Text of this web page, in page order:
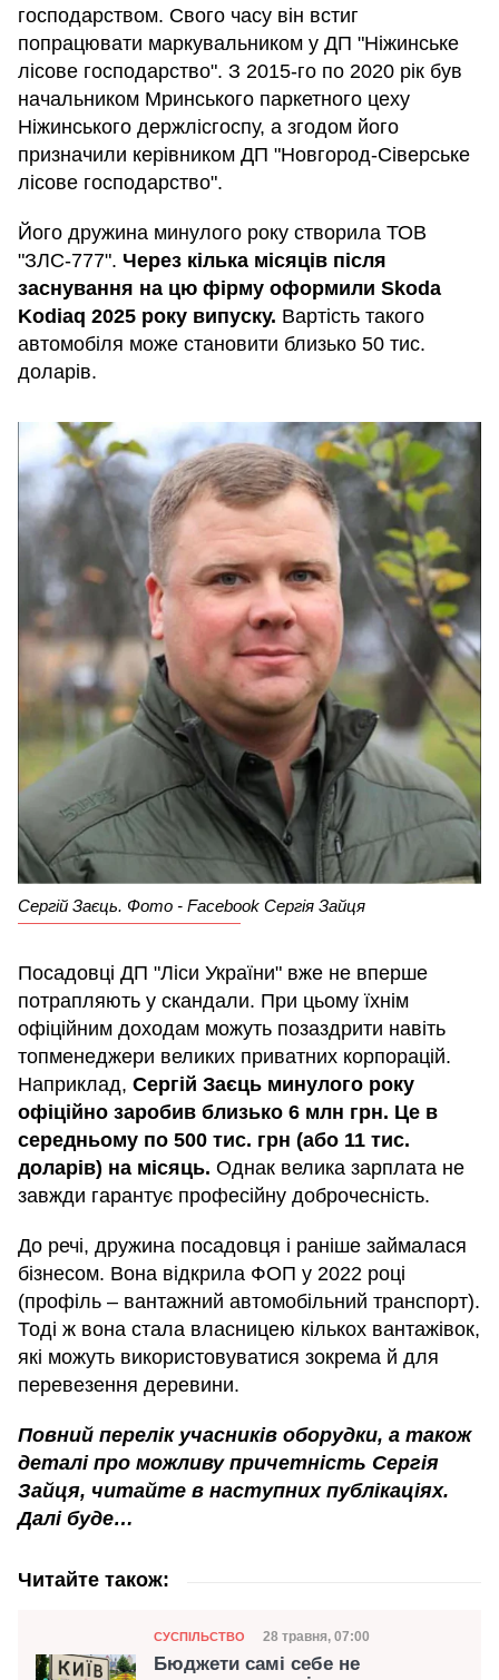
господарством. Свого часу він встиг
попрацювати маркувальником у ДП "Ніжинське
лісове господарство". З 2015-го по 2020 рік був
начальником Мринського паркетного цеху
Ніжинського держлісгоспу, а згодом його
призначили керівником ДП "Новгород-Сіверське
лісове господарство".
Його дружина минулого року створила ТОВ
"ЗЛС-777". Через кілька місяців після
заснування на цю фірму оформили Skoda
Kodiaq 2025 року випуску. Вартість такого
автомобіля може становити близько 50 тис.
доларів.
Сергій Заєць. Фото - Facebook Сергія Зайця
Посадовці ДП "Ліси України" вже не вперше
потрапляють у скандали. При цьому їхнім
офіційним доходам можуть позаздрити навіть
топменеджери великих приватних корпорацій.
Наприклад, Сергій Заєць минулого року
офіційно заробив близько 6 млн грн. Це в
середньому по 500 тис. грн (або 11 тис.
доларів) на місяць. Однак велика зарплата не
завжди гарантує професійну доброчесність.
До речі, дружина посадовця і раніше займалася
бізнесом. Вона відкрила ФОП у 2022 році
(профіль – вантажний автомобільний транспорт).
Тоді ж вона стала власницею кількох вантажівок,
які можуть використовуватися зокрема й для
перевезення деревини.
Повний перелік учасників оборудки, а також
деталі про можливу причетність Сергія
Зайця, читайте в наступних публікаціях.
Далі буде…
Читайте також:
Категорія
СУСПІЛЬСТВО Дата публікації
28 травня, 07:00
Бюджети самі себе не